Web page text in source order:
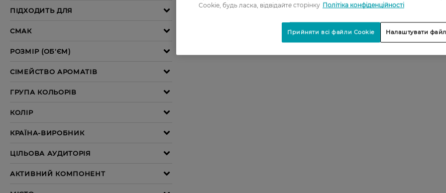
Cookie, будь ласка, відвідайте сторінку Політіка конфіденційності
Налаштувати
Прийняти всі файли Cookie